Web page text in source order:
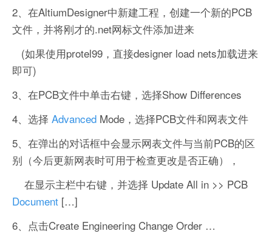
2、在AltiumDesigner中新建工程，创建一个新的PCB
文件，并将刚才的.net网标文件添加进来
(如果使用protel99，直接designer load nets加载进来
即可)
3、在PCB文件中单击右键，选择Show Differences
4、选择 Advanced Mode，选择PCB文件和网表文件
5、在弹出的对话框中会显示网表文件与当前PCB的区
别（今后更新网表时可用于检查更改是否正确），
在显示主栏中右键，并选择 Update All in >> PCB
Document […]
6、点击Create Engineering Change Order …